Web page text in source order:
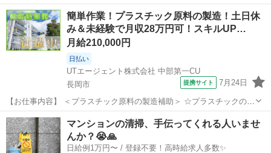
OK！「予約受付」高時給1190円！新潟周辺！20代～40代のスタッフ
が多数活躍中★ 【コメント】 製造のお仕事をお探しにおススメ♪ 「未
経験でも出来る仕...
新潟 新潟市 その他
簡単作業！プラスチック原料の製造！土日休
み＆未経験で月収28万円可！スキルUP…
月給210,000円
日払い
UTエージェント株式会社 中部第一CU
長岡市
提携サイト 7月24日
【お仕事内容】 ＜プラスチック原料の製造補助＞ ☆プラスチックの原
料を装置に投入する作業がメイン！ 単純作業なので難しい作業はあ
りません♪ ◆慣れてきたら複数台を担当していきます 同じ作業の繰
り返しなのでカンタンです...
新潟 長岡市
マンションの清掃、手伝ってくれる人いませ
んか？😭🙏
日給例1万円〜 / 登録不要！高時給求人多数✨